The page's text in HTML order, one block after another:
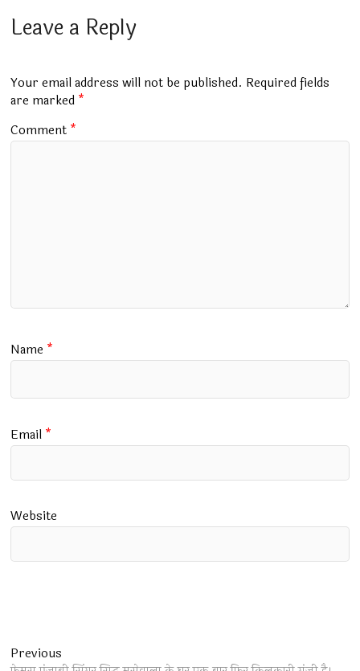
b
o
k
s
p
p
bl er
m
Leave a Reply
Your email address will not be published. Required fields
are marked *
Comment *
Name *
Email *
Website
Post
Previous